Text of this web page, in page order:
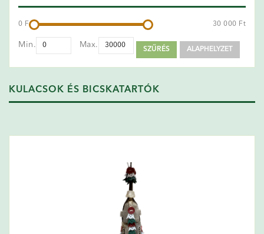
0 Ft 30 000 Ft
Min. Max.
SZŰRÉS ALAPHELYZET
KULACSOK ÉS BICSKATARTÓK